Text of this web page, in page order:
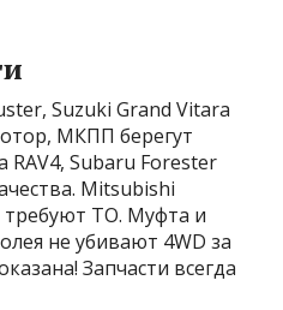
Suzuki Grand Vitara
МКПП берегут
RAV4, Subaru Forester
Mitsubishi
требуют ТО. Муфта и
не убивают 4WD за
Запчасти всегда